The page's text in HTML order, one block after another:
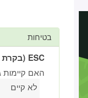
בטיחות
ESC (בקרת יציבות אלקטרונית)
האם קיימות
לא קיים